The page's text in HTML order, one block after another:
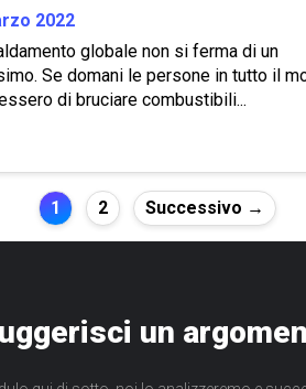
2022
globale non si ferma di un
Se domani le persone in tutto il
di bruciare combustibili...
1 2 Successivo →
un